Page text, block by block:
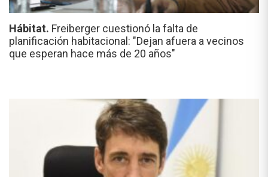
Hábitat. Freiberger cuestionó la falta de
planificación habitacional: "Dejan afuera a vecinos
que esperan hace más de 20 años"